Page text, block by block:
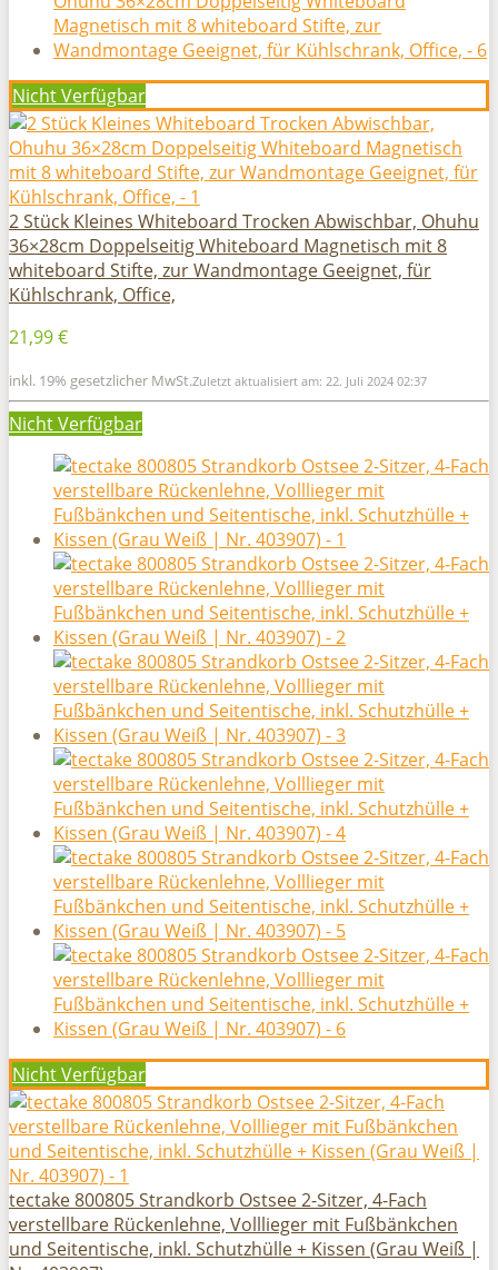
Nicht Verfügbar
2 Stück Kleines Whiteboard Trocken Abwischbar, Ohuhu
36×28cm Doppelseitig Whiteboard Magnetisch mit 8
whiteboard Stifte, zur Wandmontage Geeignet, für
Kühlschrank, Office,
21,99 €
inkl. 19% gesetzlicher MwSt.Zuletzt aktualisiert am: 22. Juli 2024 02:37
Nicht Verfügbar
Nicht Verfügbar
tectake 800805 Strandkorb Ostsee 2-Sitzer, 4-Fach
verstellbare Rückenlehne, Volllieger mit Fußbänkchen
und Seitentische, inkl. Schutzhülle + Kissen (Grau Weiß |